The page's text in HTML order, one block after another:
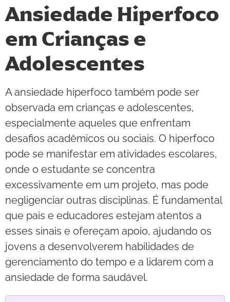
Ansiedade Hiperfoco
em Crianças e
Adolescentes
A ansiedade hiperfoco também pode ser
observada em crianças e adolescentes,
especialmente aqueles que enfrentam
desafios acadêmicos ou sociais. O hiperfoco
pode se manifestar em atividades escolares,
onde o estudante se concentra
excessivamente em um projeto, mas pode
negligenciar outras disciplinas. É fundamental
que pais e educadores estejam atentos a
esses sinais e ofereçam apoio, ajudando os
jovens a desenvolverem habilidades de
gerenciamento do tempo e a lidarem com a
ansiedade de forma saudável.